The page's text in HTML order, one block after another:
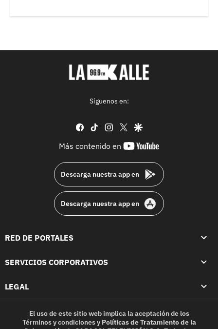
Síguenos en:
facebook
tiktok instagram
twittergoogle
Más contenido en
youtube-
Descarga nuestra app en
Descarga nuestra app en
RED DE PORTALES
SERVICIOS CORPORATIVOS
LEGAL
El uso de este sitio web implica la aceptación de los
Términos y condicionesy Políticas de Tratamiento de la